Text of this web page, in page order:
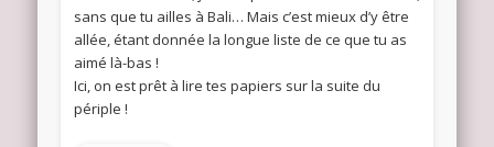
sans que tu ailles à Bali… Mais c’est mieux d’y être
allée, étant donnée la longue liste de ce que tu as
aimé là-bas !
Ici, on est prêt à lire tes papiers sur la suite du
périple !